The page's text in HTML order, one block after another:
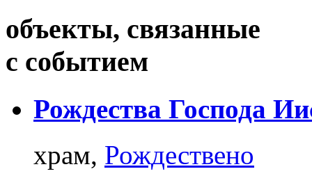
объекты, связанные
с событием
Рождества Господа
храм, Рождествено